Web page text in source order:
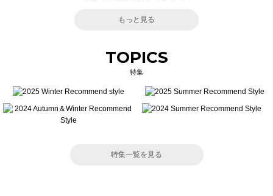
もっと見る
TOPICS
特集
特集一覧を見る